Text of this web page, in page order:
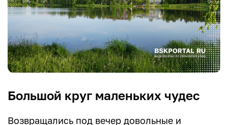
Большой круг маленьких чудес
Возвращались под вечер довольные и